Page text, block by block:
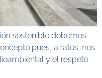
sostenible debemos
pues, a ratos, nos
y el respeto